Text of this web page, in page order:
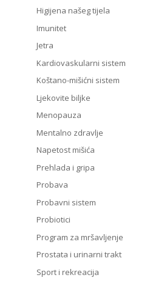
Higijena našeg tijela
Imunitet
Jetra
Kardiovaskularni sistem
Koštano-mišićni sistem
Ljekovite biljke
Menopauza
Mentalno zdravlje
Napetost mišića
Prehlada i gripa
Probava
Probavni sistem
Probiotici
Program za mršavljenje
Prostata i urinarni trakt
Sport i rekreacija